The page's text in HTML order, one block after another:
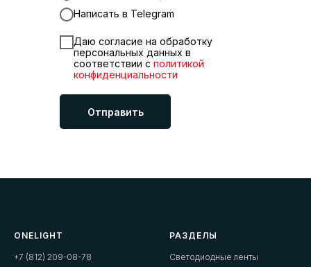
Написать в Telegram
Даю согласие на обработку
персональных данных в
соответствии с политикой
конфиденциальности
Отправить
ONELIGHT
+7 (812) 209-08-78
РАЗДЕЛЫ
Светодиодные ленты